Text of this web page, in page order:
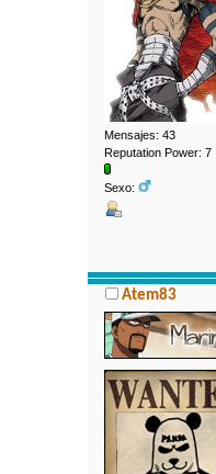
Mensajes: 43
Reputation Power: 7
Sexo:
Atem83